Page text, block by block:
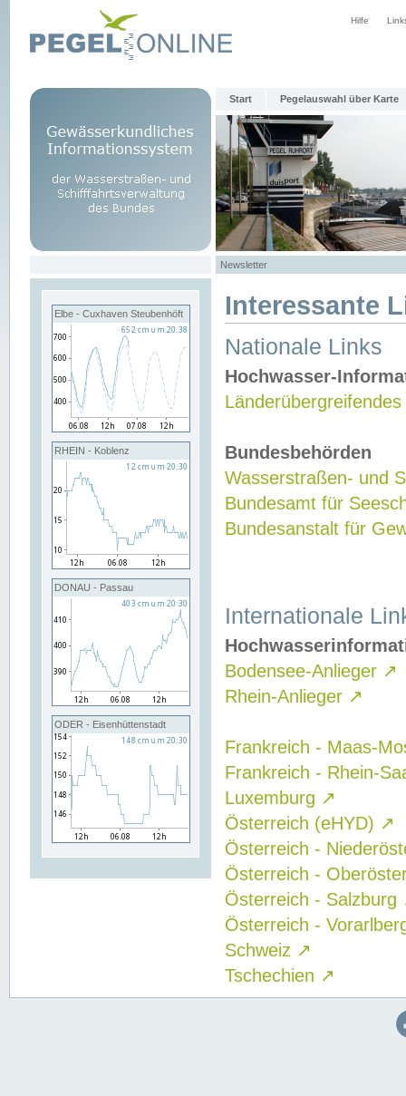
Hilfe
Start Pegelauswahl über Karte
Newsletter
Elbe - Cuxhaven Steubenhöft
RHEIN - Koblenz
DONAU - Passau
ODER - Eisenhüttenstadt
Interessante
Nationale Links
Hochwasser-
Bundesbehörden
Wasserstraßen- und
Bundesamt für
Bundesanstalt für
Internationale
Bodensee-Anlieger ↗
Rhein-Anlieger ↗
Frankreich - Maas-
Frankreich - Rhein-
Luxemburg ↗
Österreich (eHYD) ↗
Österreich -
Österreich -
Österreich - Salzburg
Österreich -
Schweiz ↗
Tschechien ↗